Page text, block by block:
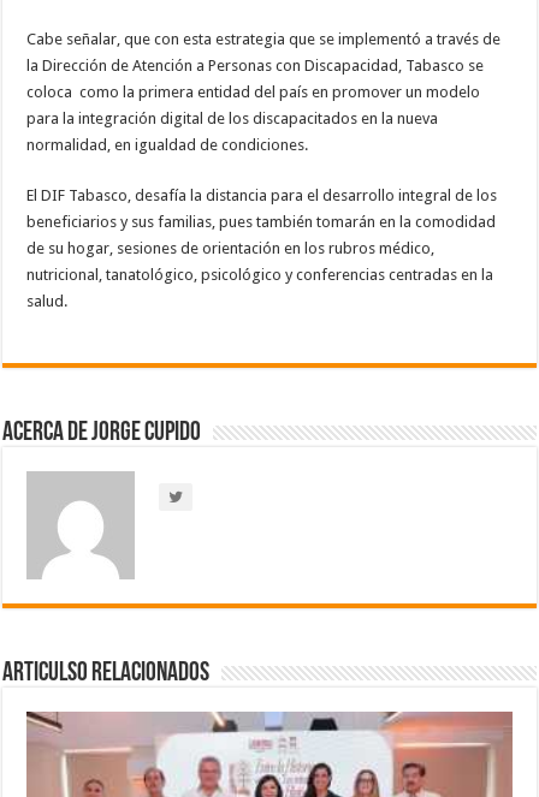
Cabe señalar, que con esta estrategia que se implementó a través de
la Dirección de Atención a Personas con Discapacidad, Tabasco se
coloca como la primera entidad del país en promover un modelo
para la integración digital de los discapacitados en la nueva
normalidad, en igualdad de condiciones.
El DIF Tabasco, desafía la distancia para el desarrollo integral de los
beneficiarios y sus familias, pues también tomarán en la comodidad
de su hogar, sesiones de orientación en los rubros médico,
nutricional, tanatológico, psicológico y conferencias centradas en la
salud.
Acerca de Jorge Cupido
Articulso Relacionados